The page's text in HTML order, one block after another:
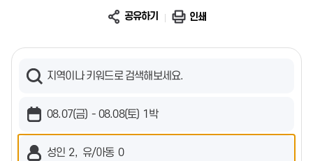
공유하기 인쇄
지역이나 키워드로 검색해보세요.
08.07(금) 08.08(토) 1박
성인 2 유/아동 0